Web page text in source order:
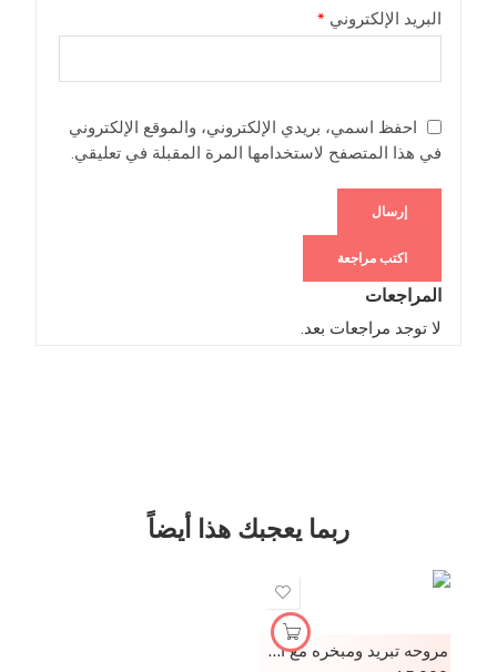
البريد الإلكتروني *
احفظ اسمي، بريدي الإلكتروني، والموقع الإلكتروني
في هذا المتصفح لاستخدامها المرة المقبلة في تعليقي.
اكتب مراجعة
المراجعات
لا توجد مراجعات بعد.
ربما يعجبك هذا أيضاً
مروحه تبريد ومبخره مع اضائة LED (نسخة)